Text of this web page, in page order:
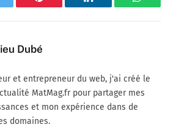
Pinterest LinkedIn
Dubé
et entrepreneur du web, j'ai créé le
MatMag.fr pour partager mes
et mon expérience dans de
domaines.